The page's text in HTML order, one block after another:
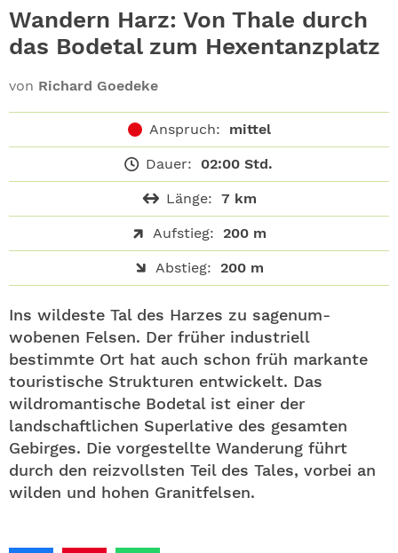
Wandern Harz: Von Thale durch
das Bodetal zum Hexentanzplatz
von Richard Goedeke
Anspruch: mittel
Dauer: 02:00 Std.
Länge: 7 km
Aufstieg: 200 m
Abstieg: 200 m
Ins wildeste Tal des Harzes zu sagenum-
wobenen Felsen. Der früher industriell
bestimmte Ort hat auch schon früh markante
touristische Strukturen entwickelt. Das
wildromantische Bodetal ist einer der
landschaftlichen Superlative des gesamten
Gebirges. Die vorgestellte Wanderung führt
durch den reizvollsten Teil des Tales, vorbei an
wilden und hohen Granitfelsen.
GEWINNEN
NEWSLETTER
SHOP